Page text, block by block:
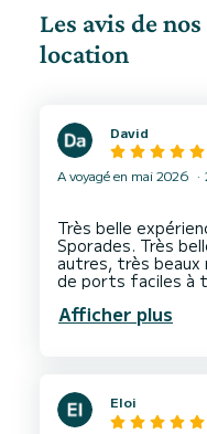
Les avis de
location
David
A voyagé en mai 2026
Très belle
Sporades. Très
autres, très beaux
de ports faciles à
Afficher plus
Eloi